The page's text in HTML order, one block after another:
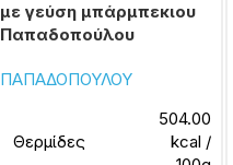
με γεύση μπάρμπεκιου
Παπαδοπούλου
ΠΑΠΑΔΟΠΟΥΛΟΥ
Θερμίδες
504.00
kcal /